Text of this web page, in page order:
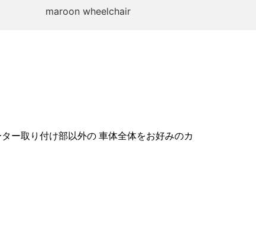
ー取り付け部以外の 車体全体をお好みのカ